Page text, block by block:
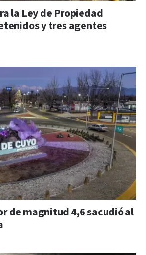
la Ley de Propiedad
y tres agentes
de magnitud 4,6 sacudió al